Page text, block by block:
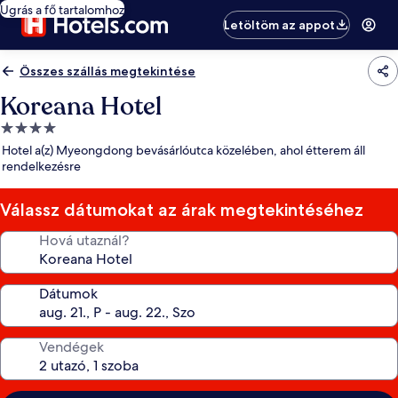
Ugrás a fő tartalomhoz
Letöltöm az appot
Összes szállás megtekintése
Koreana Hotel
4.0
csillagos
szálláshely
Hotel a(z) Myeongdong bevásárlóutca közelében, ahol étterem áll
rendelkezésre
Válassz dátumokat az árak megtekintéséhez
Hová utaznál?
Dátumok
Vendégek